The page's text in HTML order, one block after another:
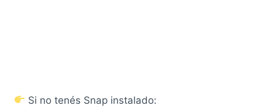
Si no tenés Snap instalado: